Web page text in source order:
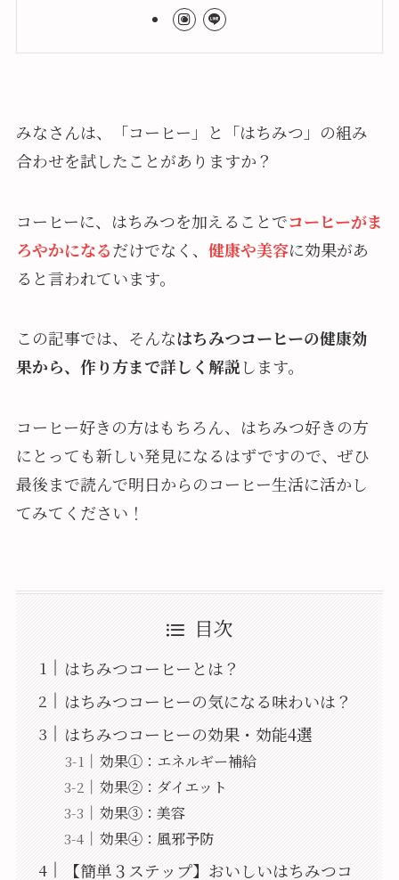
みなさんは、「コーヒー」と「はちみつ」の組み
合わせを試したことがありますか？
コーヒーに、はちみつを加えることでコーヒーがま
ろやかになるだけでなく、 健康や美容に効果があ
ると言われています。
この記事では、そんなはちみつコーヒーの健康効
果から、作り方まで詳しく解説します。
コーヒー好きの方はもちろん、はちみつ好きの方
にとっても新しい発見になるはずですので、ぜひ
最後まで読んで明日からのコーヒー生活に活かし
てみてください！
目次
はちみつコーヒーとは？
はちみつコーヒーの気になる味わいは？
はちみつコーヒーの効果・効能4選
効果①：エネルギー補給
効果②：ダイエット
効果③：美容
効果④：風邪予防
【簡単３ステップ】おいしいはちみつコ